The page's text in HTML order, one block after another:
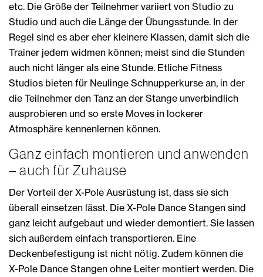
etc. Die Größe der Teilnehmer variiert von Studio zu
Studio und auch die Länge der Übungsstunde. In der
Regel sind es aber eher kleinere Klassen, damit sich die
Trainer jedem widmen können; meist sind die Stunden
auch nicht länger als eine Stunde. Etliche Fitness
Studios bieten für Neulinge Schnupperkurse an, in der
die Teilnehmer den Tanz an der Stange unverbindlich
ausprobieren und so erste Moves in lockerer
Atmosphäre kennenlernen können.
Ganz einfach montieren und anwenden
– auch für Zuhause
Der Vorteil der X-Pole Ausrüstung ist, dass sie sich
überall einsetzen lässt. Die X-Pole Dance Stangen sind
ganz leicht aufgebaut und wieder demontiert. Sie lassen
sich außerdem einfach transportieren. Eine
Deckenbefestigung ist nicht nötig. Zudem können die
X-Pole Dance Stangen ohne Leiter montiert werden. Die